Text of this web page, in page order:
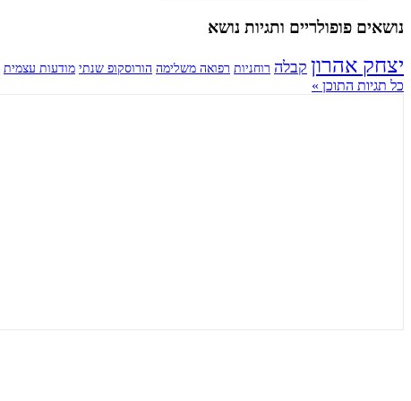
נושאים פופולריים ותגיות נושא
יצחק אהרון קבלה רוחניות רפואה משלימה הורוסקופ שנתי מודעות עצמית
כל תגיות התוכן »